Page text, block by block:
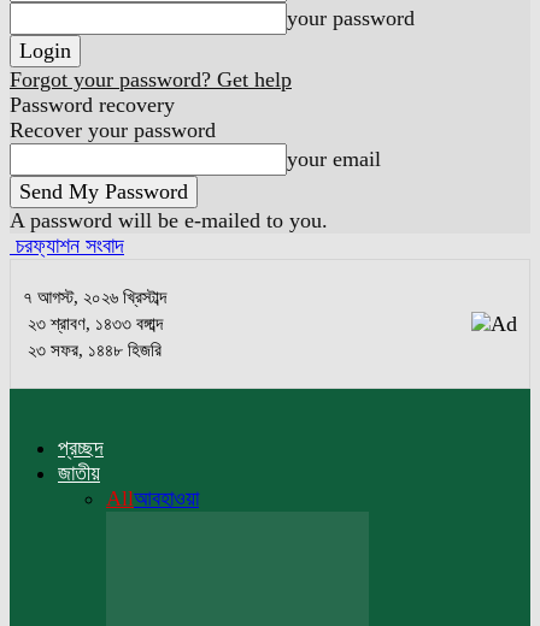
your password
Forgot your password? Get help
Password recovery
Recover your password
your email
A password will be e-mailed to you.
চরফ্যাশন সংবাদ
৭ আগস্ট, ২০২৬ খ্রিস্টাব্দ
২৩ শ্রাবণ, ১৪৩৩ বঙ্গাব্দ
২৩ সফর, ১৪৪৮ হিজরি
প্রচ্ছদ
জাতীয়
Allআবহাওয়া